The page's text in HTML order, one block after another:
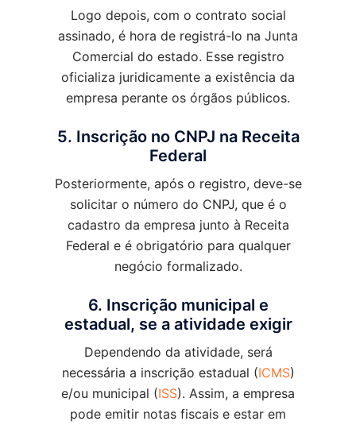
Logo depois, com o contrato social
assinado, é hora de registrá-lo na Junta
Comercial do estado. Esse registro
oficializa juridicamente a existência da
empresa perante os órgãos públicos.
5. Inscrição no CNPJ na Receita
Federal
Posteriormente, após o registro, deve-se
solicitar o número do CNPJ, que é o
cadastro da empresa junto à Receita
Federal e é obrigatório para qualquer
negócio formalizado.
6. Inscrição municipal e
estadual, se a atividade exigir
Dependendo da atividade, será
necessária a inscrição estadual (ICMS)
e/ou municipal (ISS). Assim, a empresa
pode emitir notas fiscais e estar em